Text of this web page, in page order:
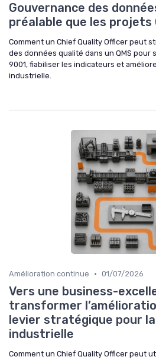
Gouvernance des
préalable que les projets
Comment un Chief Quality Officer peut
des données qualité dans un QMS pour
9001, fiabiliser les indicateurs et
industrielle.
Amélioration continue • 01/07/2026
Vers une business-
transformer
levier stratégique pour
industrielle
Comment un Chief Quality Officer peut